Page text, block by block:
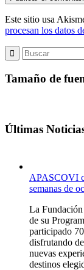
Este sitio usa
procesan los datos
Tamaño de
Últimas
APASCOVI
semanas de
La
de su
participado
disfrutando
nuevas
destinos